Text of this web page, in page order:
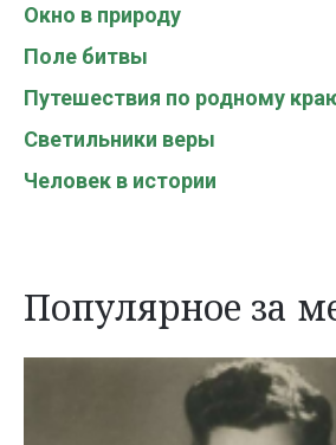
Окно в природу
Поле битвы
Путешествия по родному
Светильники веры
Человек в истории
Популярное за